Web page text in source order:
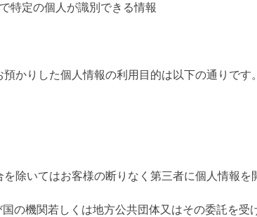
特定の個人が識別できる情報
かりした個人情報の利用目的は以下の通りです。
除いてはお客様の断りなく第三者に個人情報を
の機関若しくは地方公共団体又はその委託を